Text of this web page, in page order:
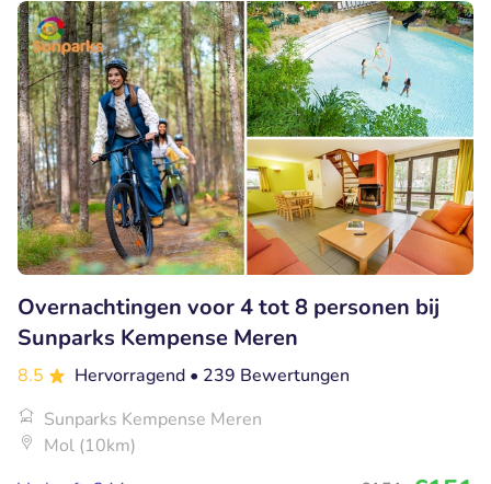
Overnachtingen voor 4 tot 8 personen bij
Sunparks Kempense Meren
8.5 Hervorragend • 239 Bewertungen
Sunparks Kempense Meren
Mol (10km)